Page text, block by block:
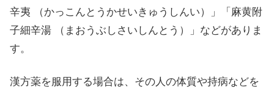
辛夷 （かっこんとうかせいきゅうしんい）」「麻黄附
子細辛湯 （まおうぶしさいしんとう）」などがありま
す。
漢方薬を服用する場合は、その人の体質や持病などを